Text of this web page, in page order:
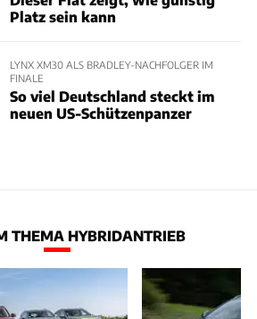
Platz sein kann
LYNX XM30 ALS BRADLEY-NACHFOLGER IM
FINALE
So viel Deutschland steckt im
neuen US-Schützenpanzer
THEMA HYBRIDANTRIEB